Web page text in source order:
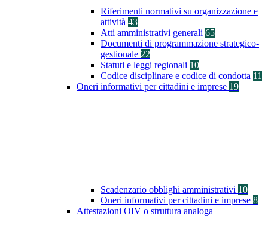
Riferimenti normativi su organizzazione e
attività 43
Atti amministrativi generali 65
Documenti di programmazione strategico-
gestionale 22
Statuti e leggi regionali 10
Codice disciplinare e codice di condotta 11
Oneri informativi per cittadini e imprese 19
Scadenzario obblighi amministrativi 10
Oneri informativi per cittadini e imprese 8
Attestazioni OIV o struttura analoga